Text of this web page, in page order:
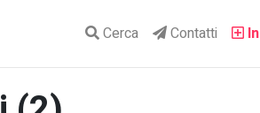
Cerca Contatti